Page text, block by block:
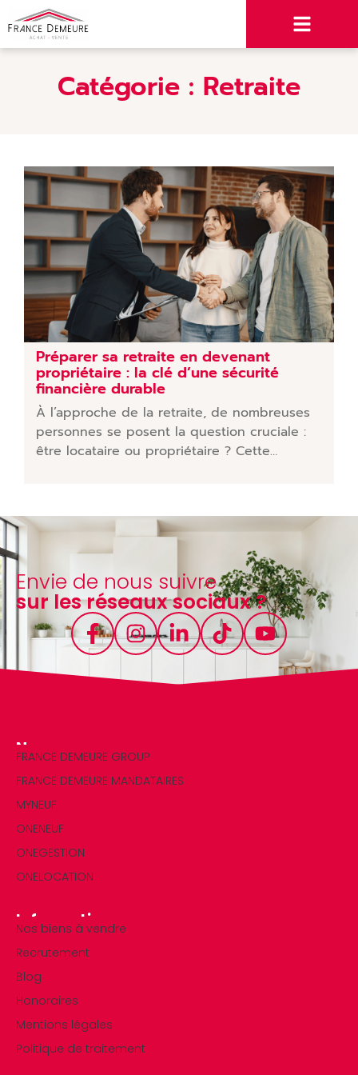
Catégorie : Retraite
Préparer sa retraite en devenant
propriétaire : la clé d’une sécurité
financière durable
À l’approche de la retraite, de nombreuses
personnes se posent la question cruciale :
être locataire ou propriétaire ? Cette…
Envie de nous suivre
sur les réseaux sociaux ?
Nos marques
FRANCE DEMEURE GROUP
FRANCE DEMEURE MANDATAIRES
MYNEUF
ONENEUF
ONEGESTION
ONELOCATION
Informations
Nos biens à vendre
Recrutement
Blog
Honoraires
Mentions légales
Politique de traitement